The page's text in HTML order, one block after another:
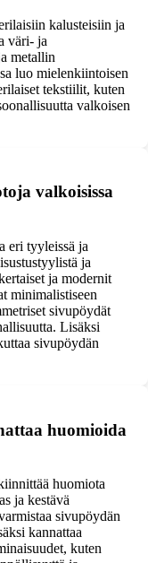
kalusteisiin ja
väri- ja
metallin
luo mielenkiintoisen
tekstiilit, kuten
valkoisen
valkoisissa
eri tyyleissä ja
ja
ja modernit
minimalistiseen
sivupöydät
Lisäksi
sivupöydän
huomioida
huomiota
ja kestävä
sivupöydän
kannattaa
kuten